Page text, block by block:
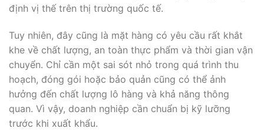
định vị thế trên thị trường quốc tế.
Tuy nhiên, đây cũng là mặt hàng có yêu cầu rất khắt
khe về chất lượng, an toàn thực phẩm và thời gian vận
chuyển. Chỉ cần một sai sót nhỏ trong quá trình thu
hoạch, đóng gói hoặc bảo quản cũng có thể ảnh
hưởng đến chất lượng lô hàng và khả năng thông
quan. Vì vậy, doanh nghiệp cần chuẩn bị kỹ lưỡng
trước khi xuất khẩu.